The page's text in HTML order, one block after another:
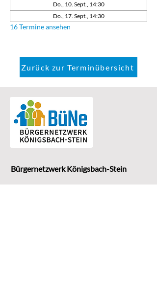
Do., 10. Sept., 14:30
Do., 17. Sept., 14:30
16 Termine ansehen
Zurück zur Terminübersicht
Bürgernetzwerk Königsbach-Stein